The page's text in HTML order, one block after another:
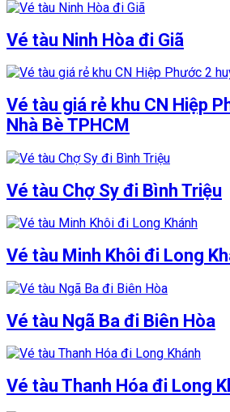
Vé tàu Ninh Hòa đi Giã
Vé tàu giá rẻ khu CN Hiệp
Nhà Bè TPHCM
Vé tàu Chợ Sy đi Bình Triệu
Vé tàu Minh Khôi đi Long
Vé tàu Ngã Ba đi Biên Hòa
Vé tàu Thanh Hóa đi Long